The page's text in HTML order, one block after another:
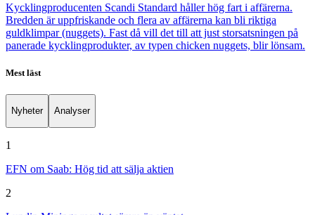
Kycklingproducenten Scandi Standard håller hög fart i affärerna.
Bredden är uppfriskande och flera av affärerna kan bli riktiga
guldklimpar (nuggets). Fast då vill det till att just storsatsningen på
panerade kycklingprodukter, av typen chicken nuggets, blir lönsam.
Mest läst
Nyheter Analyser
1
EFN om Saab: Hög tid att sälja aktien
2